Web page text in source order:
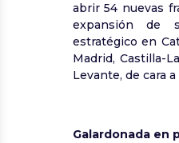
abrir 54 nuevas
expansión de
estratégico en
Madrid, Castilla-
Levante, de cara
Galardonada en